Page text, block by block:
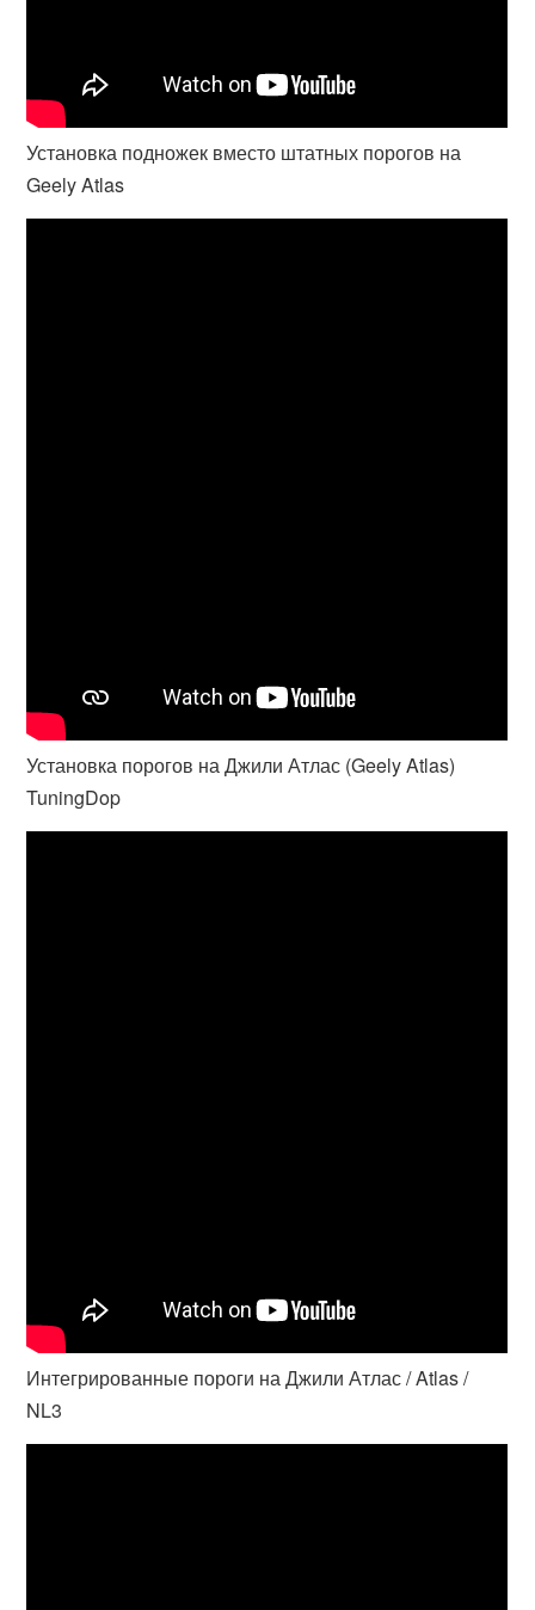
Установка подножек вместо штатных порогов на
Geely Atlas
Установка порогов на Джили Атлас (Geely Atlas)
TuningDop
Интегрированные пороги на Джили Атлас / Atlas /
NL3